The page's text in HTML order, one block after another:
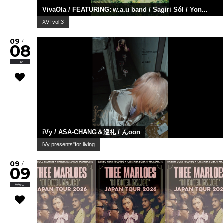
VivaOla / FEATURING: w.a.u band / Sagiri Sól / Yon...
XVI vol.3
09 /
08
Tue
iVy / ASA-CHANG＆巡礼 / んoon
iVy presents"for living
09 /
09
Wed